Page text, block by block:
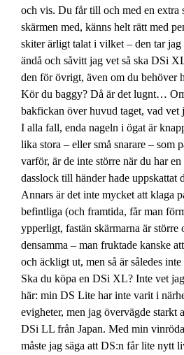
och vis. Du får till och med en extra
skärmen med, känns helt rätt med
skiter ärligt talat i vilket – den tar jag
ändå och såvitt jag vet så ska DSi
den för övrigt, även om du behöver
Kör du baggy? Då är det lugnt…
bakfickan över huvud taget, vad vet
I alla fall, enda nageln i ögat är
lika stora – eller små snarare – som
varför, är de inte större när du har
dasslock till händer hade uppskattat
Annars är det inte mycket att klaga
befintliga (och framtida, får man
ypperligt, fastän skärmarna är större
densamma – man fruktade kanske
och äckligt ut, men så är således
Ska du köpa en DSi XL? Inte vet
här: min DS Lite har inte varit i
evigheter, men jag övervägde starkt
DSi LL från Japan. Med min
måste jag säga att DS:n får lite nytt